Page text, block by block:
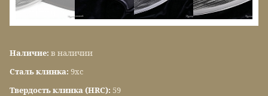
Наличие: в наличии
Сталь клинка: 9хс
Твердость клинка (HRC): 59